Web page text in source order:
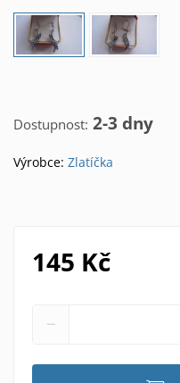
Dostupnost: 2-3 dny
Výrobce: Zlatíčka
145 Kč